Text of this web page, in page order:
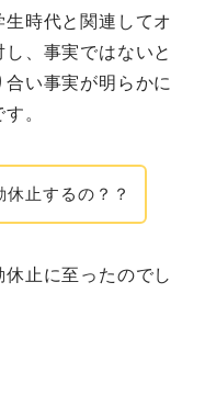
時代と関連してオ
、事実ではないと
い事実が明らかに
。
止するの？？
止に至ったのでし